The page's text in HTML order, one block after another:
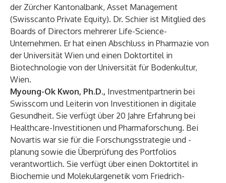
der Zürcher Kantonalbank, Asset Management
(Swisscanto Private Equity). Dr. Schier ist Mitglied des
Boards of Directors mehrerer Life-Science-
Unternehmen. Er hat einen Abschluss in Pharmazie von
der Universität Wien und einen Doktortitel in
Biotechnologie von der Universität für Bodenkultur,
Wien.
Myoung-Ok Kwon, Ph.D., Investmentpartnerin bei
Swisscom und Leiterin von Investitionen in digitale
Gesundheit. Sie verfügt über 20 Jahre Erfahrung bei
Healthcare-Investitionen und Pharmaforschung. Bei
Novartis war sie für die Forschungsstrategie und -
planung sowie die Überprüfung des Portfolios
verantwortlich. Sie verfügt über einen Doktortitel in
Biochemie und Molekulargenetik vom Friedrich-